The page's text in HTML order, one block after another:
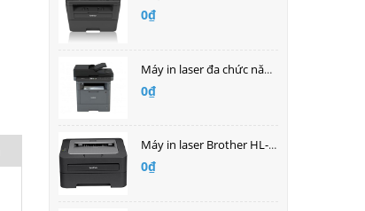
0₫
Máy in laser đa chức năng Brother MFC-L5700DN
0₫
Máy in laser Brother HL-L2361DN
0₫